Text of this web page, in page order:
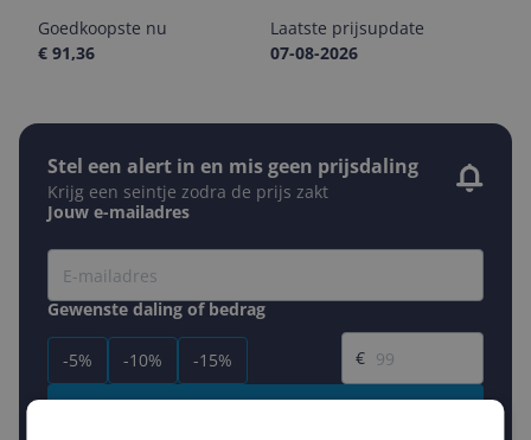
Goedkoopste nu
€ 91,36
Laatste prijsupdate
07-08-2026
Stel een alert in en mis geen prijsdaling
Krijg een seintje zodra de prijs zakt
Jouw e-mailadres
Gewenste daling of bedrag
-5% -10% -15%
Gewenste prijs
€
Prijsalert aanzetten